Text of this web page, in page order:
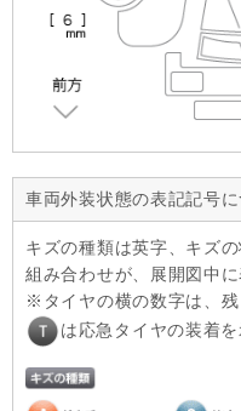
車両外装状態の表記記号に
キズの種類は英字、キズ
組み合わせが、展開図中に
タイヤの横の数字は、
は応急タイヤの装着を